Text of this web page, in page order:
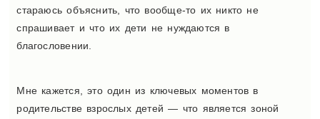
стараюсь объяснить, что вообще-то их никто не
спрашивает и что их дети не нуждаются в
благословении.
Мне кажется, это один из ключевых моментов в
родительстве взрослых детей — что является зоной